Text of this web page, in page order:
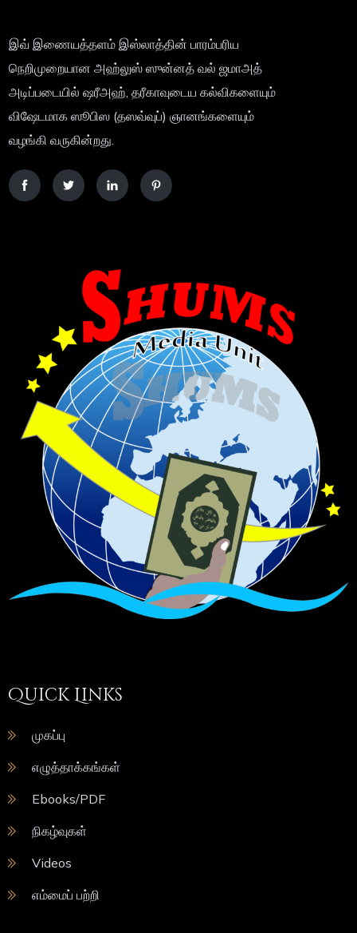
இவ் இணையத்தளம் இஸ்லாத்தின் பாரம்பரிய
நெறிமுறையான அஹ்லுஸ் ஸுன்னத் வல் ஜமாஅத்
அடிப்படையில் ஷரீஅஹ், தரீகாவுடைய கல்விகளையும்
விஷேடமாக ஸூபிஸ (தஸவ்வுப்) ஞானங்களையும்
வழங்கி வருகின்றது.
Quick Links
முகப்பு
எழுத்தாக்கங்கள்
Ebooks/PDF
நிகழ்வுகள்
Videos
எம்மைப் பற்றி